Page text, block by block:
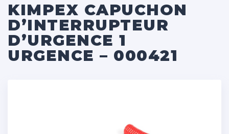
KIMPEX CAPUCHON
D’INTERRUPTEUR
D’URGENCE 1
URGENCE – 000421